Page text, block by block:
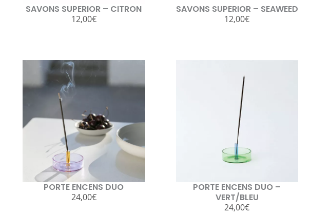
SAVONS SUPERIOR – CITRON
12,00€
SAVONS SUPERIOR – SEAWEED
12,00€
PORTE ENCENS DUO
24,00€
PORTE ENCENS DUO –
VERT/BLEU
24,00€